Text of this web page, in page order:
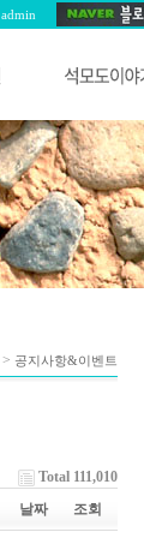
admin
> 공지사항&이벤트
Total 111,010
날짜 조회